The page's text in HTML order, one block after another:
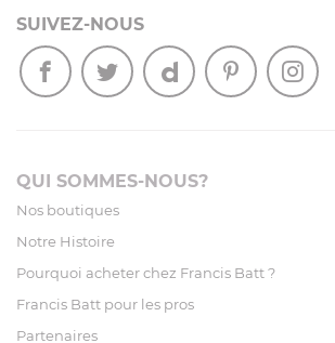
SUIVEZ-NOUS
QUI SOMMES-NOUS?
Nos boutiques
Notre Histoire
Pourquoi acheter chez Francis Batt ?
Francis Batt pour les pros
Partenaires